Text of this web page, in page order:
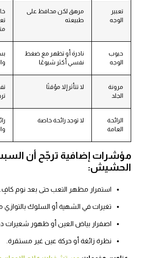
الوجه
مرهق لكن محافظ على
طبيعته
خامل،
حبوب
الوجه
نادرة أو تظهر مع ضغط
نفسي أكثر شيوعًا
بسبب
مرونة
لا تتأثر إلا مؤقتًا
تفقد
ترهل
الرائحة
العامة
لا توجد رائحة خاصة
رائحة
إضافية ترجّح أن السبب
استمرار مظهر التعب حتى بعد نوم كافٍ.
تغيرات في الشهية أو السلوك بالتوازي مع
اصفرار بياض العين أو ظهور شعيرات
نظرة زائغة أو حركة عين غير مستقرة.